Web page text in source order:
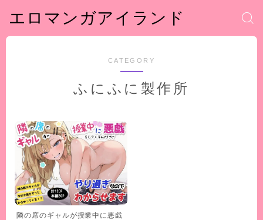
エロマンガアイランド
CATEGORY
ふにふに製作所
隣の席のギャルが授業中に悪戯